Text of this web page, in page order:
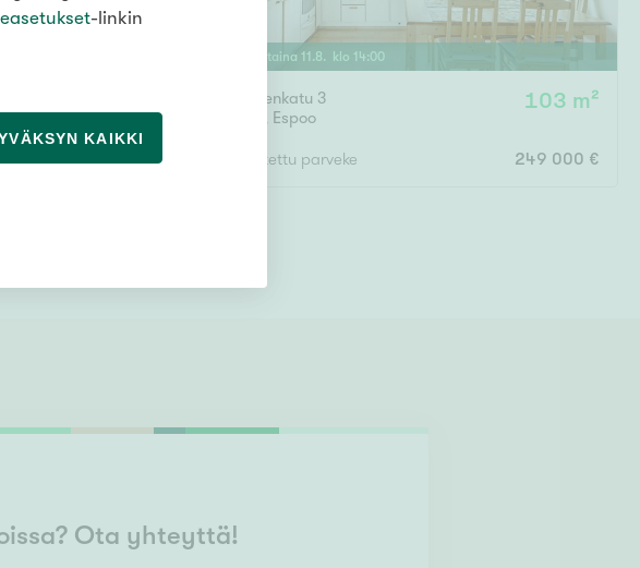
269 000 €
Tiistaina 11 .8. klo 14:00
Kivenlahdenkatu 3
Espoo
103 m²
4h,k,s,lasitettu parveke 249 000 €
Ota yhteyttä!
-linkin
KAIKKI